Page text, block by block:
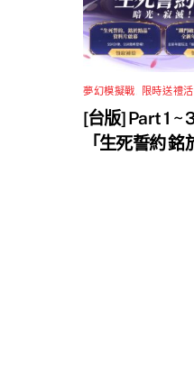
夢幻模擬戰 限時送禮
[台版] Part 1 ~
「生死誓約 銘